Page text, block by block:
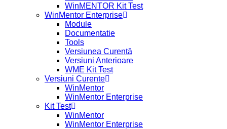
WinMENTOR Kit Test
WinMentor Enterprise
Module
Documentatie
Tools
Versiunea Curentă
Versiuni Anterioare
WME Kit Test
Versiuni Curente
WinMentor
WinMentor Enterprise
Kit Test
WinMentor
WinMentor Enterprise